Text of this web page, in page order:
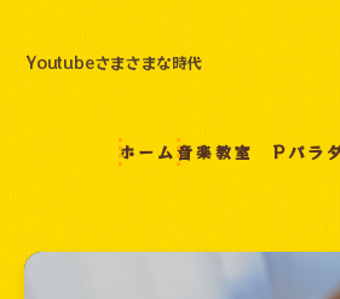
Youtubeさまさまな時代
ホーム音楽教室 Pパラ